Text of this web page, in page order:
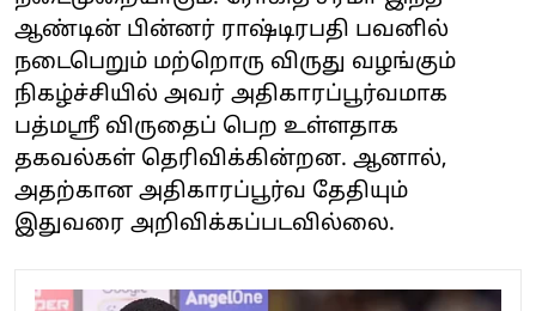
ஆண்டின் பின்னர் ராஷ்டிரபதி பவனில்
நடைபெறும் மற்றொரு விருது வழங்கும்
நிகழ்ச்சியில் அவர் அதிகாரப்பூர்வமாக
பத்மஸ்ரீ விருதைப் பெற உள்ளதாக
தகவல்கள் தெரிவிக்கின்றன. ஆனால்,
அதற்கான அதிகாரப்பூர்வ தேதியும்
இதுவரை அறிவிக்கப்படவில்லை.